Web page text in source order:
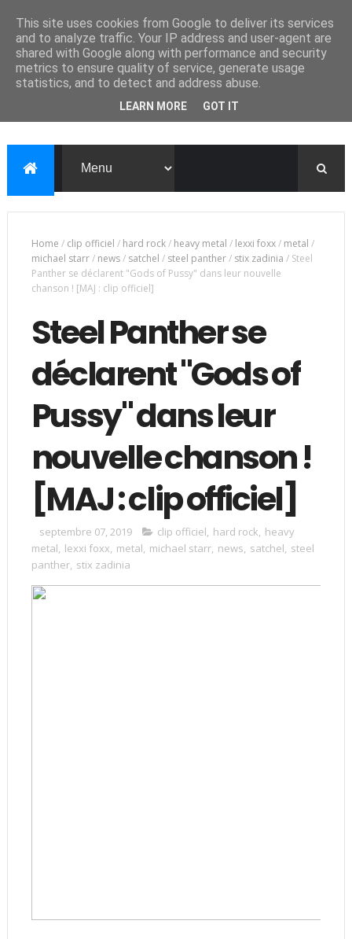
Home / clip officiel / hard rock/ heavy metal / lexxi foxx/ metal /
michael starr/ news/ satchel / steel panther/ stix zadinia / Steel
Panther se déclarent "Gods of Pussy" dans leur nouvelle
chanson ! [MAJ : clip officiel]
Steel Panther se
déclarent "Gods of
Pussy" dans leur
nouvelle chanson !
[MAJ : clip officiel]
septembre 07, 2019 clip officiel, hard rock, heavy
metal, lexxi foxx, metal, michael starr, news, satchel, steel
panther, stix zadinia
This site uses cookies from Google to deliver its services
and to analyze traffic. Your IP address and user-agent are
shared with Google along with performance and security
metrics to ensure quality of service, generate usage
statistics, and to detect and address abuse.
LEARN MORE GOT IT